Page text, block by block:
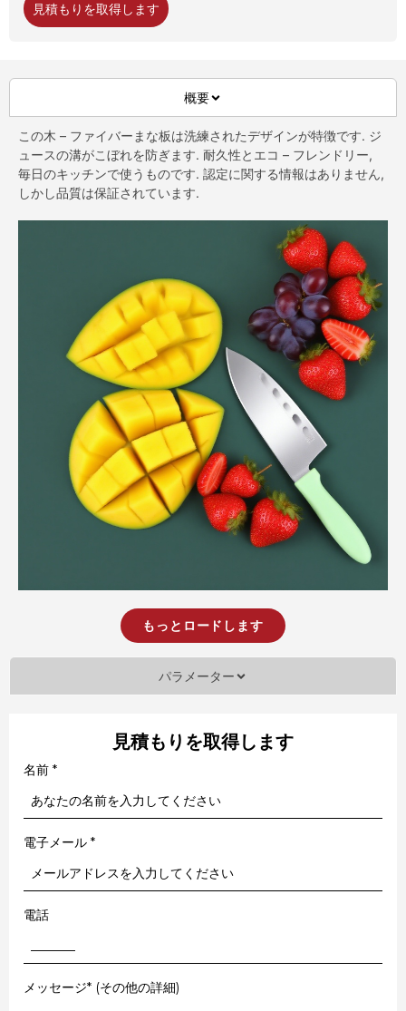
見積もりを取得します
概要
パラメーター
この木 – ファイバーまな板は洗練されたデザインが特徴です. ジ
ュースの溝がこぼれを防ぎます. 耐久性とエコ – フレンドリー,
毎日のキッチンで使うものです. 認定に関する情報はありません,
しかし品質は保証されています.
もっとロードします
見積もりを取得します
名前 *
電子メール *
電話
メッセージ* (その他の詳細)